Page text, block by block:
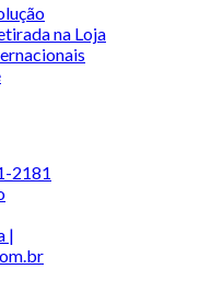
na Loja
2181
|